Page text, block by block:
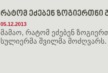
რატომ ეძებენ ზოგიერთნი
05.12.2013
მამაო, რატომ ეძებენ
სულიერმა შვილმა მოძღვარს.